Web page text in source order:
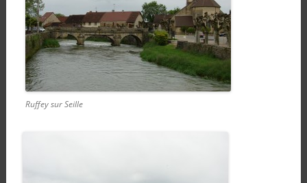
Ruffey sur Seille